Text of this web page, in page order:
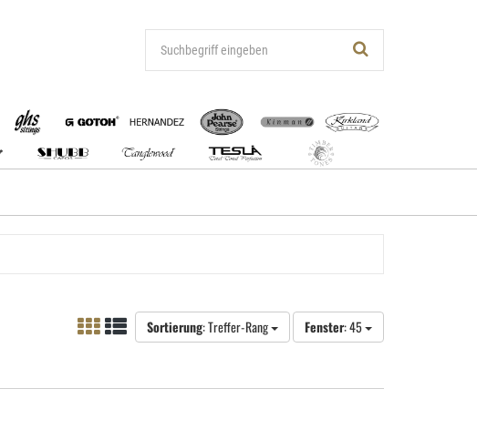
Sortierung: Treffer-Rang Fenster: 45